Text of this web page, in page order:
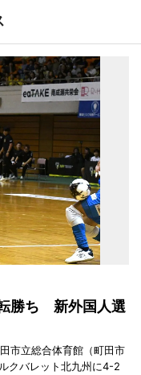
勝ち 新外国人選
市立総合体育館（町田市
クバレット北九州に4-2